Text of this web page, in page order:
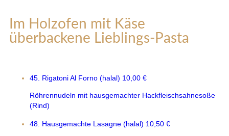
Im Holzofen mit Käse
überbackene Lieblings-Pasta
45. Rigatoni Al Forno (halal) 10,00 €
Röhrennudeln mit hausgemachter Hackfleischsahnesoße
(Rind)
48. Hausgemachte Lasagne (halal) 10,50 €